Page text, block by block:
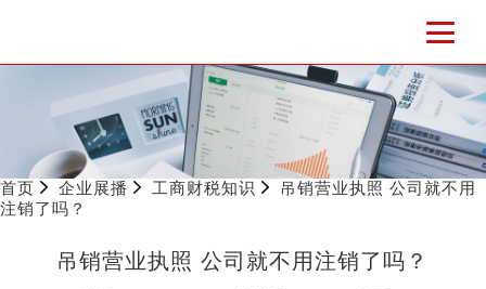
首页 企业展播 工商财税知识
吊销营业执照 公司就不用
注销了吗？
吊销营业执照 公司就不用注销了吗？